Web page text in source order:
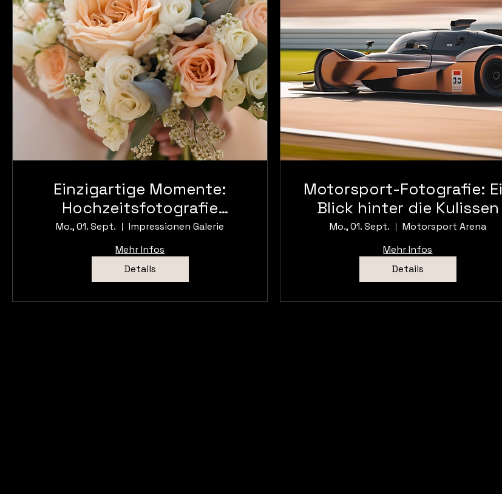
Einzigartige Momente:
Hochzeitsfotografie
Ausstellung
Mo., 01. Sept.
Impressionen Galerie
Mehr Infos
Details
Motorsport-Fotografie:
Blick hinter die Kulissen
Mo., 01. Sept.
Motorsport Arena
Mehr Infos
Details